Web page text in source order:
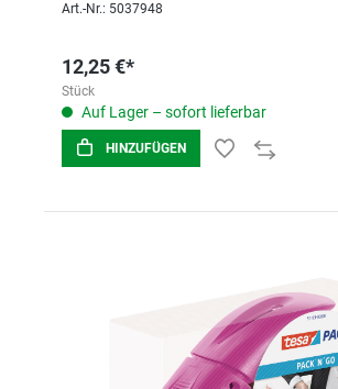
Art.-Nr.: 5037948
12,25 €*
Stück
Auf Lager – sofort lieferbar
HINZUFÜGEN